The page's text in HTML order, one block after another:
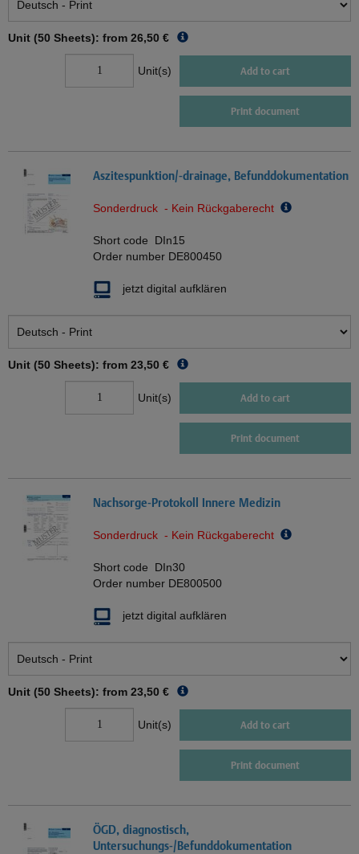
Unit (50 Sheets): from 26,50 €
Unit(s) Add to cart
Print document
Aszitespunktion/-drainage, Befunddokumentation
Sonderdruck - Kein Rückgaberecht
Short code DIn15
Order number DE800450
jetzt digital aufklären
Unit (50 Sheets): from 23,50 €
Unit(s) Add to cart
Print document
Nachsorge-Protokoll Innere Medizin
Sonderdruck - Kein Rückgaberecht
Short code DIn30
Order number DE800500
jetzt digital aufklären
Unit (50 Sheets): from 23,50 €
Unit(s) Add to cart
Print document
ÖGD, diagnostisch,
Untersuchungs-/Befunddokumentation